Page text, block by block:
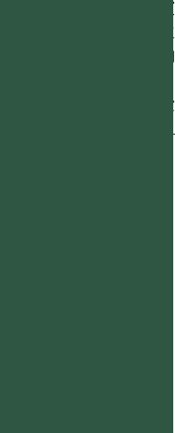
國立台灣大學生態學與
歡迎引用本網站資料，
【台灣植物資訊整合查
且不得有收取資料查詢